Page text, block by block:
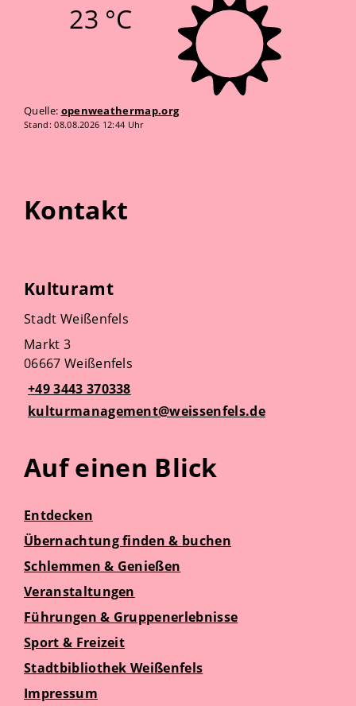
23 °C
Quelle: openweathermap.org
Stand: 08.08.2026 12:44 Uhr
Kontakt
Kulturamt
Stadt Weißenfels
Markt 3
06667 Weißenfels
+49 3443 370338
kulturmanagement@weissenfels.de
Auf einen Blick
Entdecken
Übernachtung finden & buchen
Schlemmen & Genießen
Veranstaltungen
Führungen & Gruppenerlebnisse
Sport & Freizeit
Stadtbibliothek Weißenfels
Impressum